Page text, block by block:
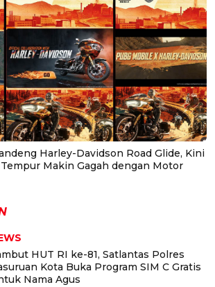
Harley-Davidson Road Glide, Kini
Makin Gagah dengan Motor
HUT RI ke-81, Satlantas Polres
Kota Buka Program SIM C Gratis
Nama Agus